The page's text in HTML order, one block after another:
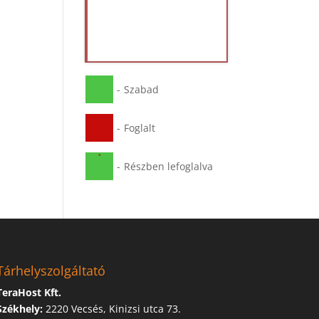
- Szabad
- Foglalt
·
- Részben lefoglalva
Kft.
2220 Vecsés, Kinizsi utca 73.